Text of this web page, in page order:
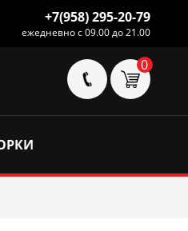
+7(958) 295-20-79
ежедневно с 09.00 до 21.00
0